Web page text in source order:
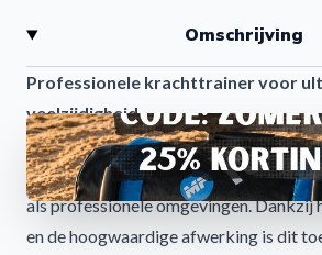
Omschrijving
Professionele krachttrainer voor
veelzijdigheid
De Spirit SP-3526 is een robuuste
ontworpen voor intensieve
als professionele omgevingen. Dankzij
en de hoogwaardige afwerking is dit